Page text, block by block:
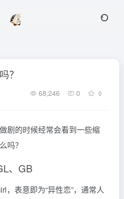
？
68,246 0 0
剧的时候经常会看到一些缩
吗？
、GB
，表意即为“异性恋”，通常人